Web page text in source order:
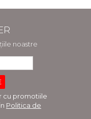
noastre
cu promotiile
Politica de